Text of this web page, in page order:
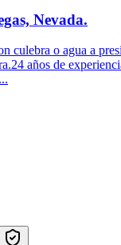
Nevada.
culebra o agua a
años de